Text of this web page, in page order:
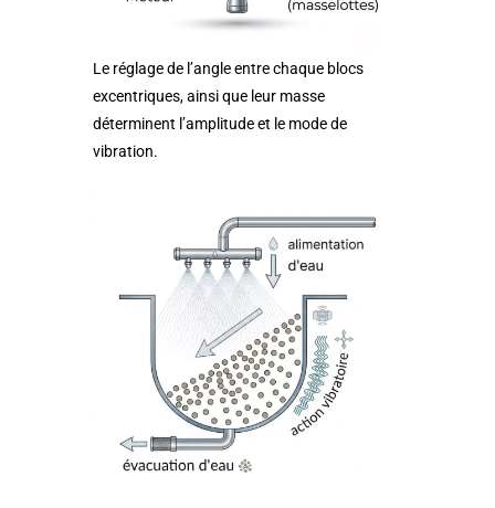
Le réglage de l’angle entre chaque blocs
excentriques, ainsi que leur masse
déterminent l’amplitude et le mode de
vibration.